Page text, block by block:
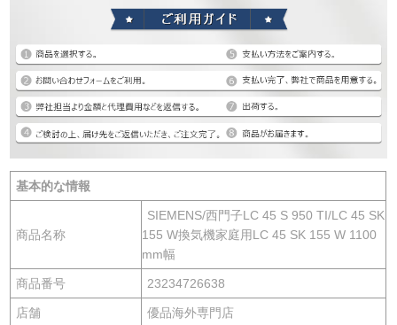
基本的な情報
商品名称
SIEMENS/西門子LC 45 S 950 TI/LC 45 SK
155 W換気機家庭用LC 45 SK 155 W 1100
mm幅
商品番号 23234726638
店舗 優品海外専門店